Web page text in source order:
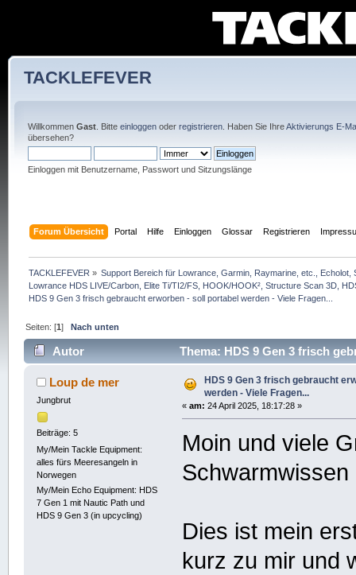
TACKLEFEVER
Willkommen Gast. Bitte einloggenoder registrieren. Haben Sie IhreAktivierungs E-
übersehen?
Einloggen mit Benutzername, Passwort und Sitzungslänge
Forum Übersicht Portal Hilfe Einloggen Glossar Registrieren
TACKLEFEVER » Support Bereich für Lowrance, Garmin, Raymarine, etc.,
Lowrance HDS LIVE/Carbon, Elite Ti/TI2/FS, HOOK/HOOK², Structure Scan 3D,
HDS 9 Gen 3 frisch gebraucht erworben - soll portabel werden - Viele Fragen...
Seiten: [1]Nach unten
Autor
Thema: HDS 9 Gen 3 frisch
mal)Loup de mer
Jungbrut
Beiträge: 5
My/Mein Tackle Equipment:
alles fürs Meeresangeln in
Norwegen
My/Mein Echo Equipment: HDS
7 Gen 1 mit Nautic Path und
HDS 9 Gen 3 (in upcycling)
HDS 9 Gen 3 frisch gebraucht
werden - Viele Fragen...
«am: 24 April 2025, 18:17:28 »
Moin und viele
Schwarmwissen
Dies ist mein
kurz zu mir und